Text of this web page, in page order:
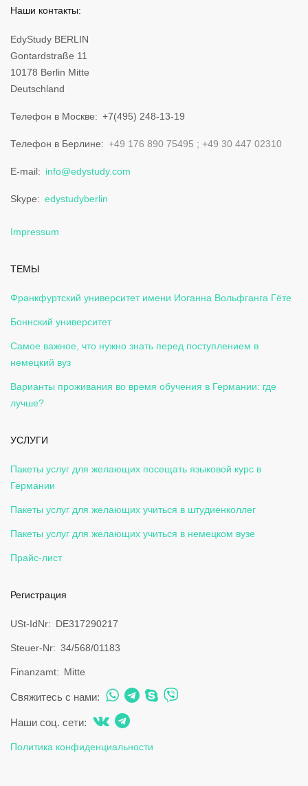
Наши контакты:
EdyStudy BERLIN
Gontardstraße 11
10178 Berlin Mitte
Deutschland
Телефон в Москве +7(495) 248-13-19
Телефон в Берлине +49 176 890 75495 +49 30 447 02310
E-mail info@edystudy.com
Skype edystudyberlin
Impressum
ТЕМЫ
Франкфуртский университет имени Иоганна Вольфганга Гёте
Боннский университет
Самое важное, что нужно знать перед поступлением в
немецкий вуз
Варианты проживания во время обучения в Германии: где
лучше?
УСЛУГИ
Пакеты услуг для желающих посещать языковой курс в
Германии
Пакеты услуг для желающих учиться в штудиенколлег
Пакеты услуг для желающих учиться в немецком вузе
Прайс-лист
Регистрация
USt-IdNr DE317290217
Steuer-Nr 34/568/01183
Finanzamt Mitte
Свяжитесь с нами:
Наши соц. сети:
Политика конфиденциальности